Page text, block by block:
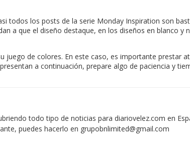
todos los posts de la serie Monday Inspiration son
a que el diseño destaque, en los diseños en blanco y
de colores. En este caso, es importante prestar
a continuación, prepare algo de paciencia y
todo tipo de noticias para diariovelez.com en
puedes hacerlo en grupobnlimited@gmail.com